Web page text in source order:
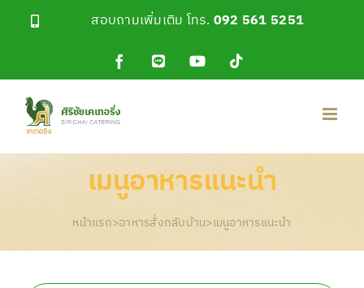
สอบถามเพิ่มเติม โทร. 092 561 5251
FacebookLine
YouTubeTiktok
เมนูอาหารแนะนำ
หน้าแรก>อาหารสั่งกลับบ้าน>เมนูอาหารแนะนำ